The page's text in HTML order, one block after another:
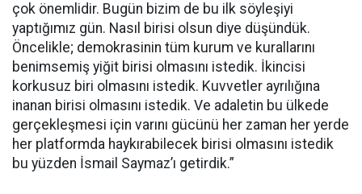
çok önemlidir. Bugün bizim de bu ilk söyleşiyi
yaptığımız gün. Nasıl birisi olsun diye düşündük.
Öncelikle; demokrasinin tüm kurum ve kurallarını
benimsemiş yiğit birisi olmasını istedik. İkincisi
korkusuz biri olmasını istedik. Kuvvetler ayrılığına
inanan birisi olmasını istedik. Ve adaletin bu ülkede
gerçekleşmesi için varını gücünü her zaman her yerde
her platformda haykırabilecek birisi olmasını istedik
bu yüzden İsmail Saymaz’ı getirdik.”